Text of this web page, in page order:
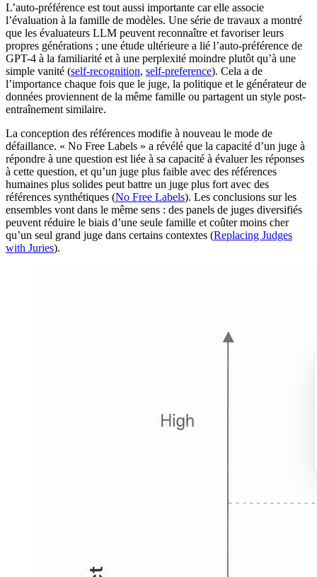
L’auto-préférence est tout aussi importante car elle associe
l’évaluation à la famille de modèles. Une série de travaux a montré
que les évaluateurs LLM peuvent reconnaître et favoriser leurs
propres générations ; une étude ultérieure a lié l’auto-préférence de
GPT-4 à la familiarité et à une perplexité moindre plutôt qu’à une
simple vanité (self-recognition, self-preference). Cela a de
l’importance chaque fois que le juge, la politique et le générateur de
données proviennent de la même famille ou partagent un style post-
entraînement similaire.
La conception des références modifie à nouveau le mode de
défaillance. « No Free Labels » a révélé que la capacité d’un juge à
répondre à une question est liée à sa capacité à évaluer les réponses
à cette question, et qu’un juge plus faible avec des références
humaines plus solides peut battre un juge plus fort avec des
références synthétiques (No Free Labels). Les conclusions sur les
ensembles vont dans le même sens : des panels de juges diversifiés
peuvent réduire le biais d’une seule famille et coûter moins cher
qu’un seul grand juge dans certains contextes (Replacing Judges
with Juries).